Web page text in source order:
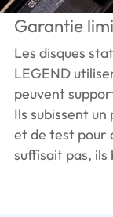
Garantie
Les disques
LEGEND
peuvent
Ils subissent
et de test pour
suffisait pas, ils